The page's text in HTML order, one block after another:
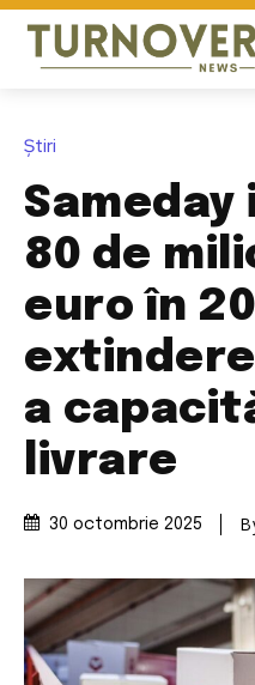
Știri
80 de
euro în
a
livrare
30 octombrie 2025